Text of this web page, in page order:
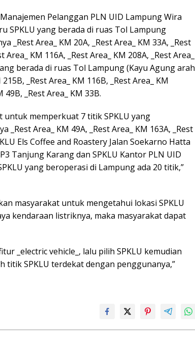
Pelanggan PLN UID Lampung Wira
SPKLU yang berada di ruas Tol Lampung
_Rest Area_ KM 20A, _Rest Area_ KM 33A, _Rest
KM 116A, _Rest Area_ KM 208A, _Rest Area_
berada di ruas Tol Lampung (Kayu Agung arah
_Rest Area_ KM 116B, _Rest Area_ KM
49B, _Rest Area_ KM 33B.
untuk memperkuat 7 titik SPKLU yang
Area_ KM 49A, _Rest Area_ KM 163A, _Rest
Els Coffee and Roastery Jalan Soekarno Hatta
Tanjung Karang dan SPKLU Kantor PLN UID
yang beroperasi di Lampung ada 20 titik,”
masyarakat untuk mengetahui lokasi SPKLU
kendaraan listriknya, maka masyarakat dapat
_electric vehicle_, lalu pilih SPKLU kemudian
titik SPKLU terdekat dengan penggunanya,”